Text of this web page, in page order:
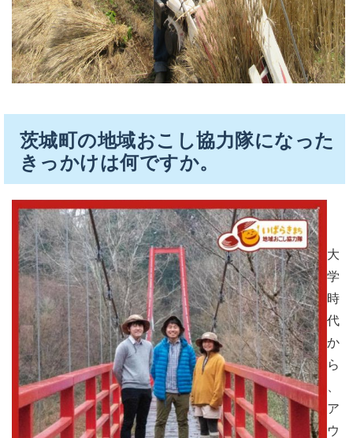
茨城町の地域おこし協力隊になった
きっかけは何ですか。
大
学
時
代
か
ら
ア
ウ